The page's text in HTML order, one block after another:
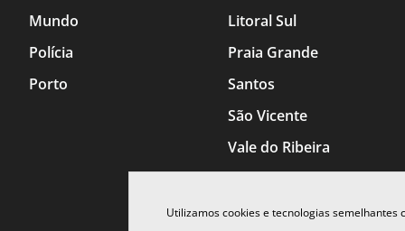
Utilizamos cookies e tecnologias semelhantes
Mundo
Polícia
Porto
Litoral Sul
Praia Grande
Santos
São Vicente
Vale do Ribeira